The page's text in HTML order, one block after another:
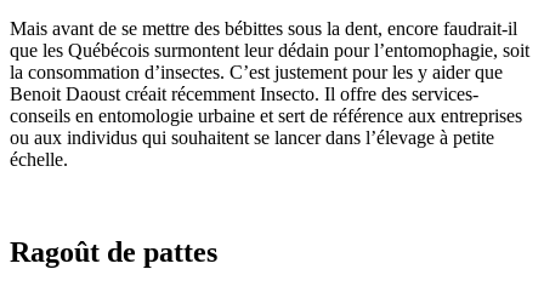
Mais avant de se mettre des bébittes sous la dent, encore faudrait-il
que les Québécois surmontent leur dédain pour l’entomophagie, soit
la consommation d’insectes. C’est justement pour les y aider que
Benoit Daoust créait récemment Insecto. Il offre des services-
conseils en entomologie urbaine et sert de référence aux entreprises
ou aux individus qui souhaitent se lancer dans l’élevage à petite
échelle.
Ragoût de pattes